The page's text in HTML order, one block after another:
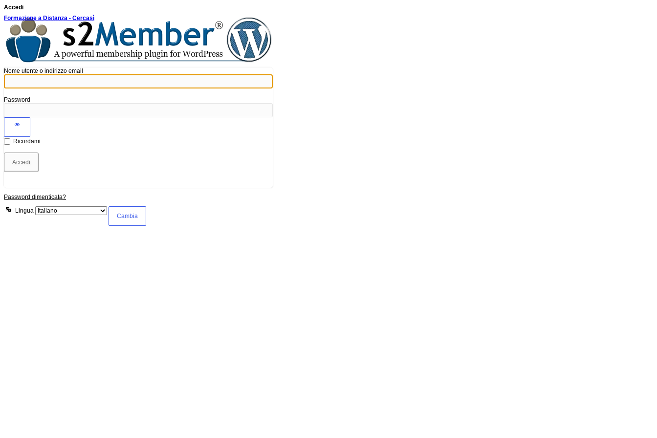
Accedi
Formazione a Distanza - Cercasì
Nome utente o indirizzo email
Password
Ricordami
Password dimenticata?
Lingua